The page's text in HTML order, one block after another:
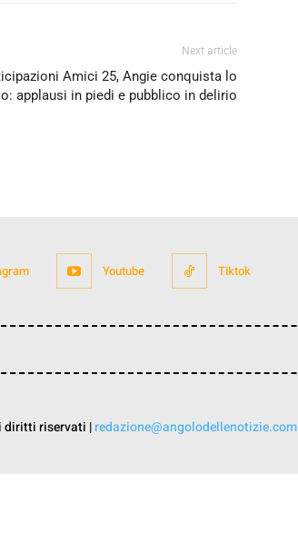
Next article
Amici 25, Angie conquista lo
applausi in piedi e pubblico in delirio
Youtube Tiktok
diritti riservati |redazione@angolodellenotizie.com